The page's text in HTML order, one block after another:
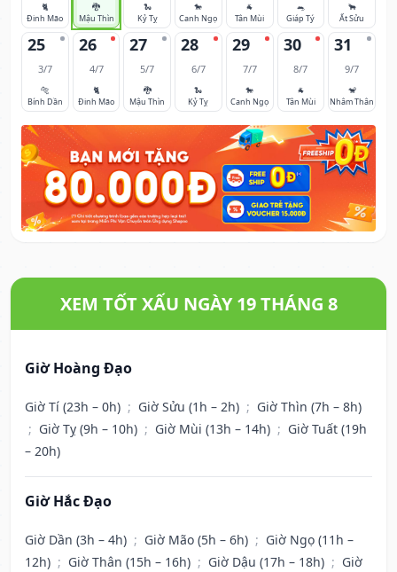
🐈
Đinh Mão
🐉
Mậu Thìn
🐍
Kỷ Tỵ
🐎
Canh Ngọ
🐐
Tân Mùi
🐀
Giáp Tý
🐂
Ất Sửu
25
3/7
🐅
Bính Dần
26
4/7
🐈
Đinh Mão
27
5/7
🐉
Mậu Thìn
28
6/7
🐍
Kỷ Tỵ
29
7/7
🐎
Canh Ngọ
30
8/7
🐐
Tân Mùi
31
9/7
🐒
Nhâm Thân
XEM TỐT XẤU NGÀY 19 THÁNG 8
Giờ Hoàng Đạo
Giờ Tí (23h – 0h) ; Giờ Sửu (1h – 2h) ; Giờ Thìn (7h – 8h)
; Giờ Tỵ (9h – 10h) ; Giờ Mùi (13h – 14h) ; Giờ Tuất (19h
– 20h)
Giờ Hắc Đạo
Giờ Dần (3h – 4h) ; Giờ Mão (5h – 6h) ; Giờ Ngọ (11h –
12h) ; Giờ Thân (15h – 16h) ; Giờ Dậu (17h – 18h) ; Giờ